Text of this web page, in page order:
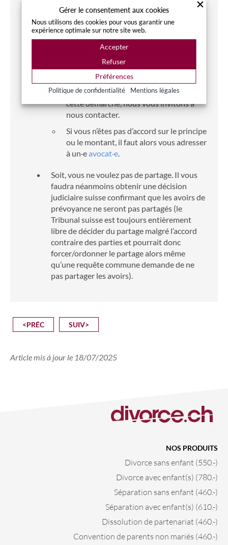
professionnelle en Suisse, l’autre doit
ouvrir uncompte de libre-passage
une banque suisse de manière à recevoir
la part qui lui revient.
Une fois que vous aurez reçu
l’attestation (ou les attestations), il vous
faudra saisir le juge suisse compétent. Si
vous désirez être accompagnés dans
cette démarche, nous vous invitons à
nous contacter.
Si vous n’êtes pas d’accord sur le principe
ou le montant, il faut alors vous adresser
à un·eavocat·e.
Soit, vous ne voulez pas de partage. Il vous
faudra néanmoins obtenir une décision
judiciaire suisse confirmant que les avoirs de
prévoyance ne seront pas partagés (le
Tribunal suisse est toujours entièrement
libre de décider du partage malgré l’accord
contraire des parties et pourrait donc
forcer/ordonner le partage alors même
qu’une requête commune demande de ne
pas partager les avoirs).
<PRÉC SUIV>
Article mis à jour le 18/07/2025
NOS PRODUITS
Divorce sans enfant (550.-)
Divorce avec enfant(s) (780.-)
Séparation sans enfant (460.-)
Séparation avec enfant(s) (610.-)
Dissolution de partenariat (460.-)
Convention de parents non mariés (460.-)
Gérer le consentement aux cookies
Nous utilisons des cookies pour vous garantir une
expérience optimale sur notre site web.
Accepter
Refuser
Préférences
Politique de confidentialité Mentions légales